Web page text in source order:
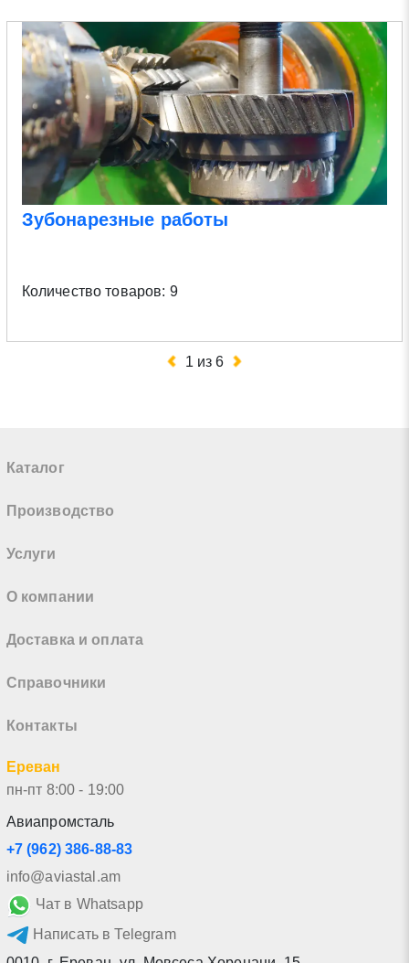
Зубонарезные работы
Количество товаров: 9
1 из6
Каталог
Производство
Услуги
О компании
Доставка и оплата
Справочники
Контакты
Ереван
пн-пт 8:00 - 19:00
Авиапромсталь
+7 (962) 386-88-83
info@aviastal.am
Чат в Whatsapp
Написать в Telegram